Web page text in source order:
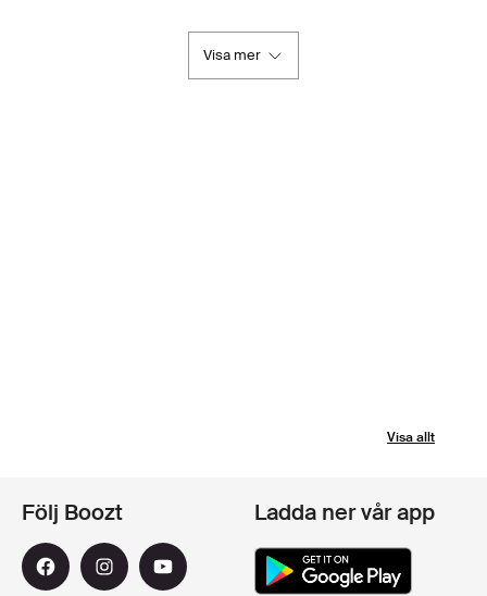
Visa mer
Visa allt
Följ Boozt Ladda ner vår app